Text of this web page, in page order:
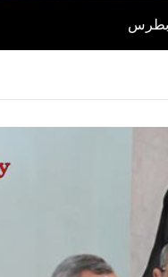
بطرس